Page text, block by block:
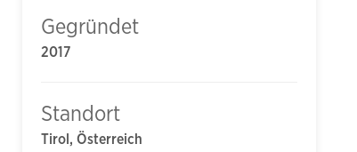
Gegründet
2017
Standort
Tirol, Österreich